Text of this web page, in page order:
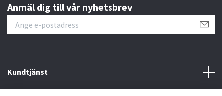
Anmäl dig till vår nyhetsbrev
Kundtjänst